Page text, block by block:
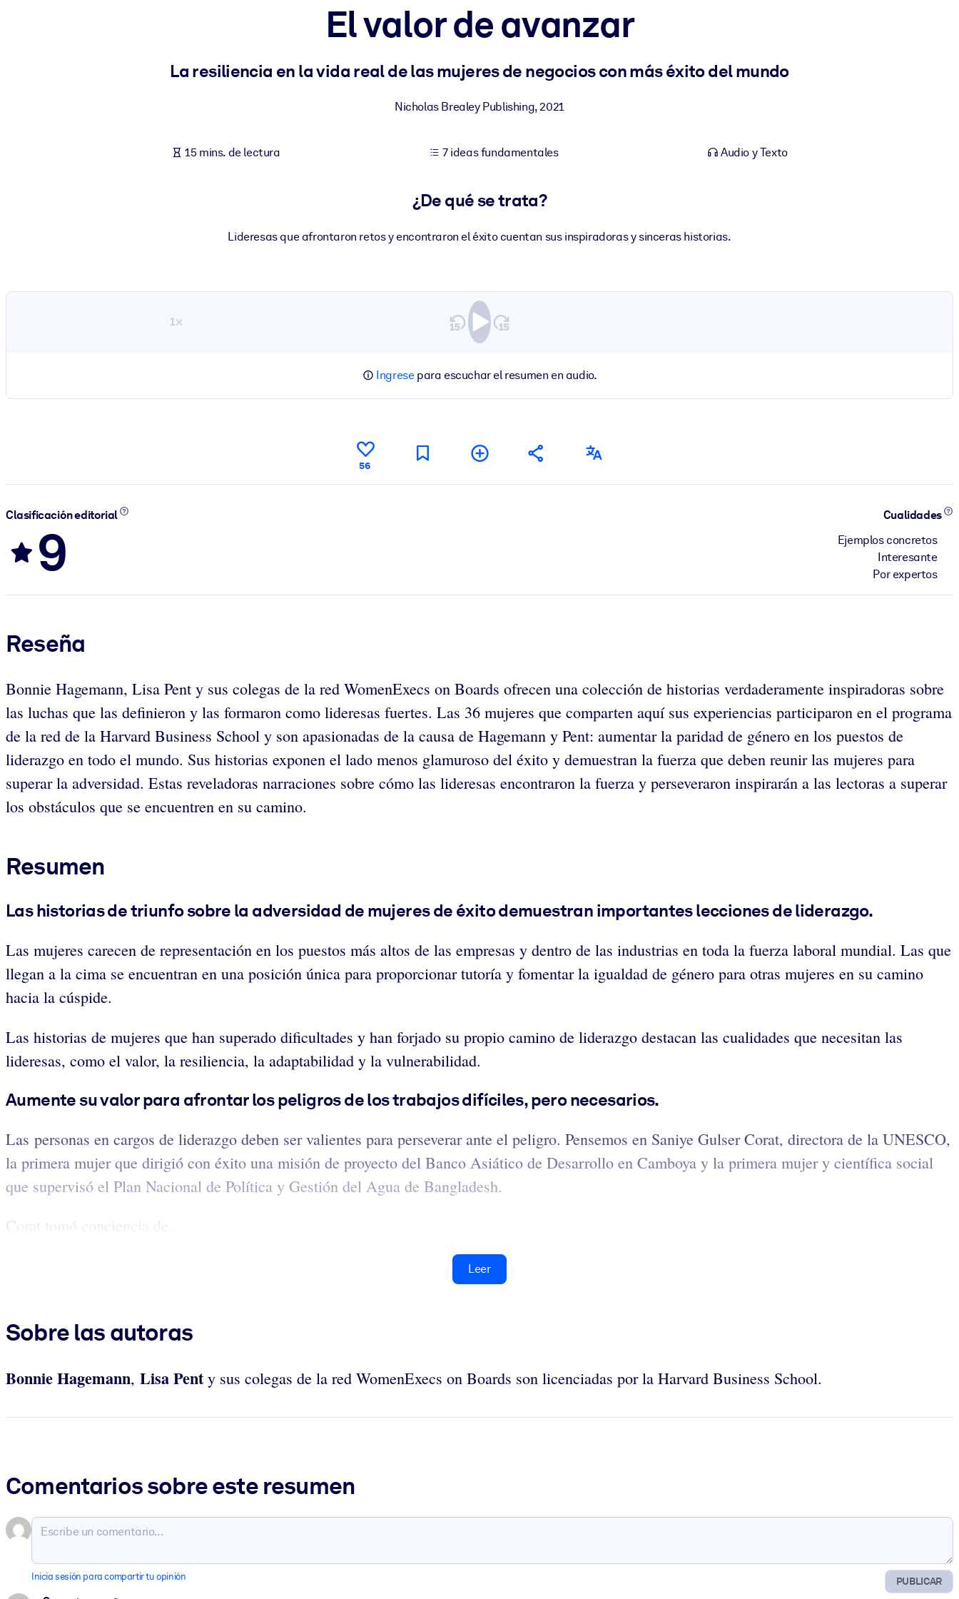
Para bibliotecas corporativas
Enriquezca su biblioteca corporativa con conocimientos empresariales confiables y listos para usar.
Alimente sus sistemas de IA con conocimientos fiables y estructurados para mejorar los resultados.
El valor de avanzar
La resiliencia en la vida real de las mujeres de negocios con más éxito del mundo
Nicholas Brealey Publishing,2021
15 mins. de lectura 7 ideas fundamentales Audio y Texto
¿De qué se trata?
Lideresas que afrontaron retos y encontraron el éxito cuentan sus inspiradoras y sinceras historias.
1×
Ingresepara escuchar el resumen en audio.
56
Clasificación editorial
9
Cualidades
Ejemplos concretos
Interesante
Por expertos
Reseña
Bonnie Hagemann, Lisa Pent y sus colegas de la red WomenExecs on Boards ofrecen una colección de historias verdaderamente inspiradoras sobre
las luchas que las definieron y las formaron como lideresas fuertes. Las 36 mujeres que comparten aquí sus experiencias participaron en el programa
de la red de la Harvard Business School y son apasionadas de la causa de Hagemann y Pent: aumentar la paridad de género en los puestos de
liderazgo en todo el mundo. Sus historias exponen el lado menos glamuroso del éxito y demuestran la fuerza que deben reunir las mujeres para
superar la adversidad. Estas reveladoras narraciones sobre cómo las lideresas encontraron la fuerza y perseveraron inspirarán a las lectoras a superar
los obstáculos que se encuentren en su camino.
Resumen
Las historias de triunfo sobre la adversidad de mujeres de éxito demuestran importantes lecciones de liderazgo.
Las mujeres carecen de representación en los puestos más altos de las empresas y dentro de las industrias en toda la fuerza laboral mundial. Las que
llegan a la cima se encuentran en una posición única para proporcionar tutoría y fomentar la igualdad de género para otras mujeres en su camino
hacia la cúspide.
Las historias de mujeres que han superado dificultades y han forjado su propio camino de liderazgo destacan las cualidades que necesitan las
lideresas, como el valor, la resiliencia, la adaptabilidad y la vulnerabilidad.
Aumente su valor para afrontar los peligros de los trabajos difíciles, pero necesarios.
Las personas en cargos de liderazgo deben ser valientes para perseverar ante el peligro. Pensemos en Saniye Gulser Corat, directora de la UNESCO,
la primera mujer que dirigió con éxito una misión de proyecto del Banco Asiático de Desarrollo en Camboya y la primera mujer y científica social
que supervisó el Plan Nacional de Política y Gestión del Agua de Bangladesh.
Corat tomó conciencia de...
Leer
Sobre las autoras
Bonnie Hagemann, Lisa Penty sus colegas de la red WomenExecs on Boards son licenciadas por la Harvard Business School.
Comentarios sobre este resumen
PUBLICAR
Inicia sesión para compartir tu opinión